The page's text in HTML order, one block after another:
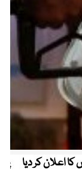
اعلان کر دیا